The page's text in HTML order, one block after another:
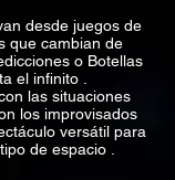
desde juegos de
que cambian de
o Botellas
el infinito .
las situaciones
los improvisados
versátil para
de espacio .